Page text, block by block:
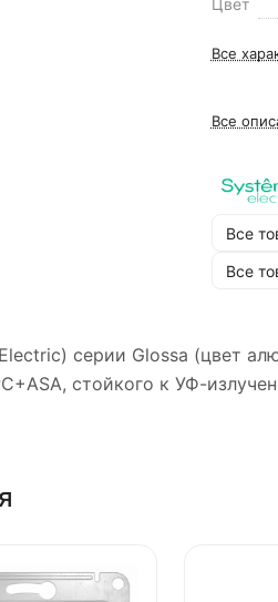
Цвет
Все
Все
Все
Все
серии Glossa (цвет
стойкого к УФ-